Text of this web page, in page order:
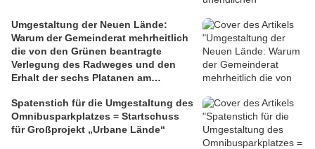
Umgestaltung der Neuen Lände:
Warum der Gemeinderat mehrheitlich
die von den Grünen beantragte
Verlegung des Radweges und den
Erhalt der sechs Platanen am
Spatenstich für die Umgestaltung des
Omnibusparkplatzes = Startschuss
für Großprojekt „Urbane Lände“